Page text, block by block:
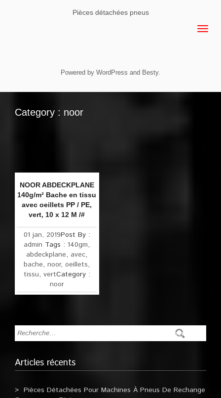
Pièces détachées pneus
Powered by WordPress and Besty.
Category : noor
NOOR ABDECKPLANE
140g/m² Bache en tissu
avec oeillets PP / PE,
vert, 10 x 12 M /#
01 jan, 2019Post By :
admin Tags : 140gm,
abdeckplane, avec,
bache,noor,oeillets,
tissu, vertCategory :
noor
Articles récents
Pièces Détachées Pour Machines À Pneus De Rechange